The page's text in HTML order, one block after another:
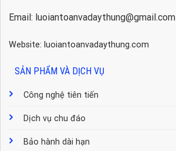
Email: luoiantoanvadaythung@gmail.com
Website: luoiantoanvadaythung.com
SẢN PHẨM VÀ DỊCH VỤ
Công nghệ tiên tiến
Dịch vụ chu đáo
Bảo hành dài hạn